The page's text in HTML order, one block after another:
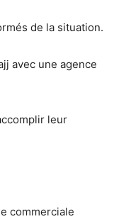
de la situation.
avec une agence
leur
commerciale